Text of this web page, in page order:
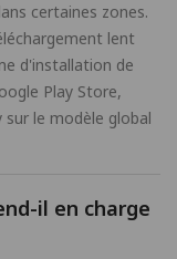
certaines zones.
lent
d'installation de
Play Store,
le modèle global
il en charge